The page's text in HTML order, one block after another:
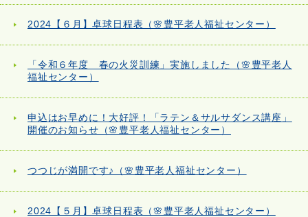
2024【６月】卓球日程表（🌸豊平老人福祉センター）
「令和６年度 春の火災訓練」実施しました（🌸豊平老人
福祉センター）
申込はお早めに！大好評！「ラテン＆サルサダンス講座」
開催のお知らせ（🌸豊平老人福祉センター）
つつじが満開です♪（🌸豊平老人福祉センター）
2024【５月】卓球日程表（🌸豊平老人福祉センター）